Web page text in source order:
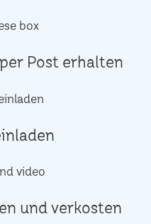
Post erhalten
und verkosten